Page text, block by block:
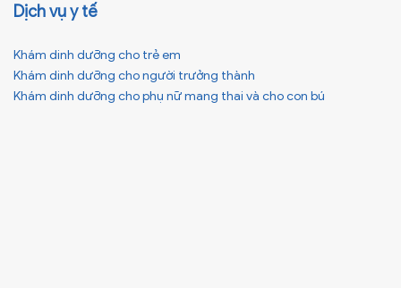
Dịch vụ y tế
Khám dinh dưỡng cho trẻ em
Khám dinh dưỡng cho người trưởng thành
Khám dinh dưỡng cho phụ nữ mang thai và cho con bú